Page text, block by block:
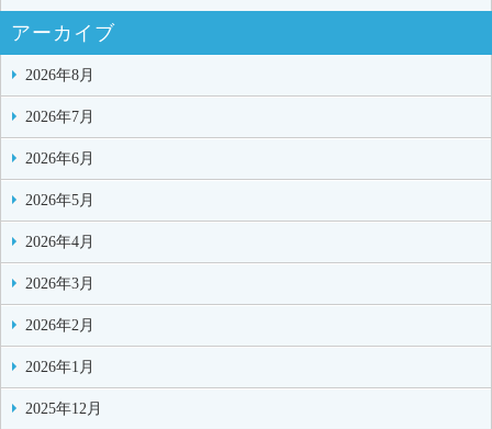
アーカイブ
2026年8月
2026年7月
2026年6月
2026年5月
2026年4月
2026年3月
2026年2月
2026年1月
2025年12月